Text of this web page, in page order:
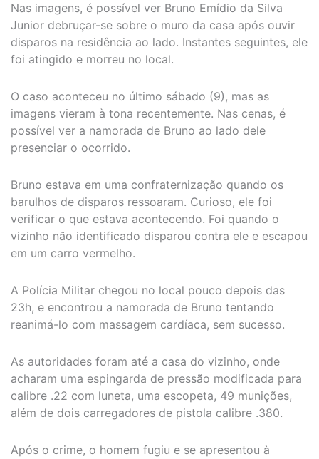
Nas imagens, é possível ver Bruno Emídio da Silva
Junior debruçar-se sobre o muro da casa após ouvir
disparos na residência ao lado. Instantes seguintes, ele
foi atingido e morreu no local.
O caso aconteceu no último sábado (9), mas as
imagens vieram à tona recentemente. Nas cenas, é
possível ver a namorada de Bruno ao lado dele
presenciar o ocorrido.
Bruno estava em uma confraternização quando os
barulhos de disparos ressoaram. Curioso, ele foi
verificar o que estava acontecendo. Foi quando o
vizinho não identificado disparou contra ele e escapou
em um carro vermelho.
A Polícia Militar chegou no local pouco depois das
23h, e encontrou a namorada de Bruno tentando
reanimá-lo com massagem cardíaca, sem sucesso.
As autoridades foram até a casa do vizinho, onde
acharam uma espingarda de pressão modificada para
calibre .22 com luneta, uma escopeta, 49 munições,
além de dois carregadores de pistola calibre .380.
Após o crime, o homem fugiu e se apresentou à